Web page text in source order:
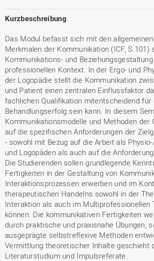
Kurzbeschreibung
Das Modul befasst sich mit den
Merkmalen der Kommunikation (ICF, S.101)
Kommunikations- und
professionellen Kontext. In der Ergo- und
der Logopädie stellt die Kommunikation
und Patient einen zentralen Einflussfaktor
fachlichen Qualifikation mitentscheidend für
Behandlungserfolg sein kann. In diesem
Kommunikationsmodelle und Methoden der
auf die spezifischen Anforderungen der
- sowohl mit Bezug auf die Arbeit als
und Logopäden als auch auf die
Die Studierenden sollen grundlegende
Fertigkeiten in der Gestaltung von
Interaktionsprozessen erwerben und im
therapeutischen Handelns sowohl in der
Interaktion als auch im Multiprofessionellen
können. Die kommunikativen Fertigkeiten
durch praktische und praxisnahe Übungen,
ausgeprägte selbstreflexive Methoden
Vermittlung theoretischer Inhalte geschieht
Literaturstudium und Impulsreferate.